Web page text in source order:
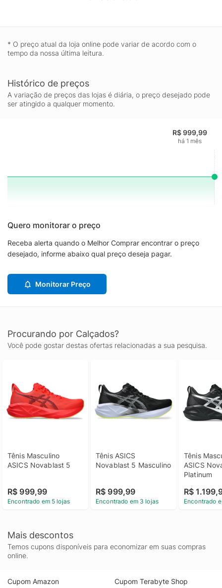
* O preço atual da loja online pode variar de acordo com o
tempo da nossa última leitura.
Histórico de preços
A variação de preços das lojas é diária, o preço desejado pode
ser atingido a qualquer momento.
R$ 999,99
há 1 mês
Quero monitorar o preço
Receba alerta quando o Melhor Comprar encontrar o preço
desejado, informe abaixo qual preço deseja pagar.
Monitorar Preço
Procurando por Calçados?
Você pode gostar destas ofertas relacionadas a sua pesquisa.
Tênis Masculino
ASICS Novablast 5
R$ 999,99
Encontrado em 5 lojas
Tênis ASICS
Novablast 5 Masculino
R$ 999,99
Encontrado em 3 lojas
Tênis
ASICS
Platinum
R$
Encontrado
Mais descontos
Temos cupons disponíveis para economizar em suas compras
online.
Cupom Amazon
Cupom Terabyte Shop